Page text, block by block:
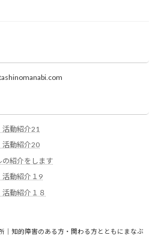
活動紹介21
活動紹介20
の紹介をします
活動紹介１9
活動紹介１８
｜知的障害のある方・関わる方とともにまなぶ